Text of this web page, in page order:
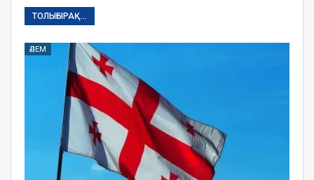
ТОЛЫҒЫРАҚ...
ӘЛЕМ